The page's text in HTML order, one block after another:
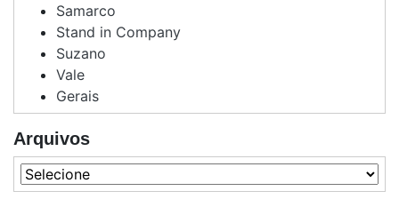
Samarco
Stand in Company
Suzano
Vale
Gerais
Arquivos